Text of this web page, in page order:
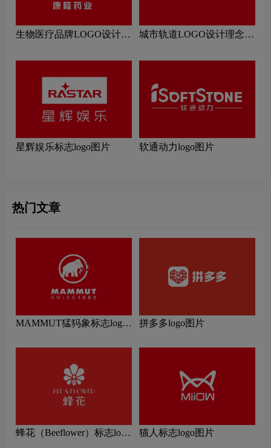
生物医疗品牌LOGO设计理
城市轨道LOGO设计理念解
星辉娱乐标志logo图片 软通动力logo图片
热门文章
MAMMUT猛犸象标志logo
拼多多logo图片
蜂花（Beeflower）标志logo
猫人标志logo图片